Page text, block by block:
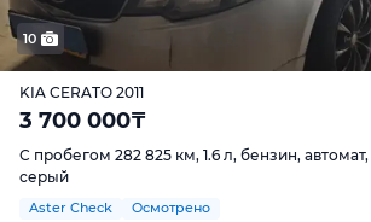
10
KIA CERATO 2011
3 700 000₸
С пробегом 282 825 км, 1.6 л, бензин,
серый
Aster Check Осмотрено